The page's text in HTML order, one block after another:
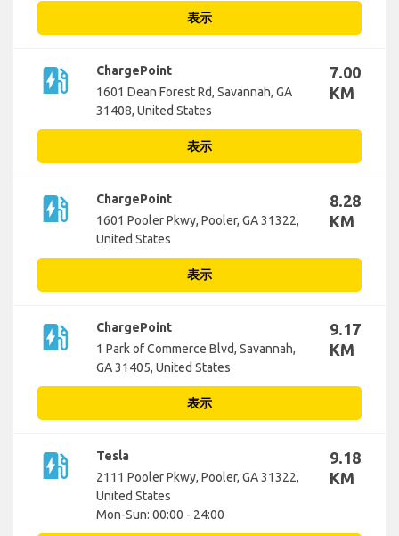
表示
ev_station
ChargePoint
1601 Dean Forest Rd, Savannah, GA
31408, United States
7.00
KM
表示
ev_station
ChargePoint
1601 Pooler Pkwy, Pooler, GA 31322,
United States
8.28
KM
表示
ev_station
ChargePoint
1 Park of Commerce Blvd, Savannah,
GA 31405, United States
9.17
KM
表示
ev_station
Tesla
2111 Pooler Pkwy, Pooler, GA 31322,
United States
Mon-Sun: 00:00 - 24:00
9.18
KM